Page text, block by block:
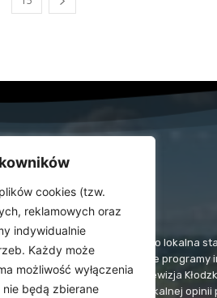
cookies (tzw.
reklamowych oraz
indywidualnie
Każdy może
możliwość wyłączenia
będą zbierane
Telewizja Kłodzka (TvK) to lokalna
dolnośląskiego. Stacja emituje
wydarzeń i uroczystości. Telewizja
ważną rolę w kształtowaniu lokalnej opinii